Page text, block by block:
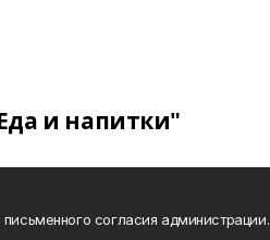
и напитки"
согласия администрации.